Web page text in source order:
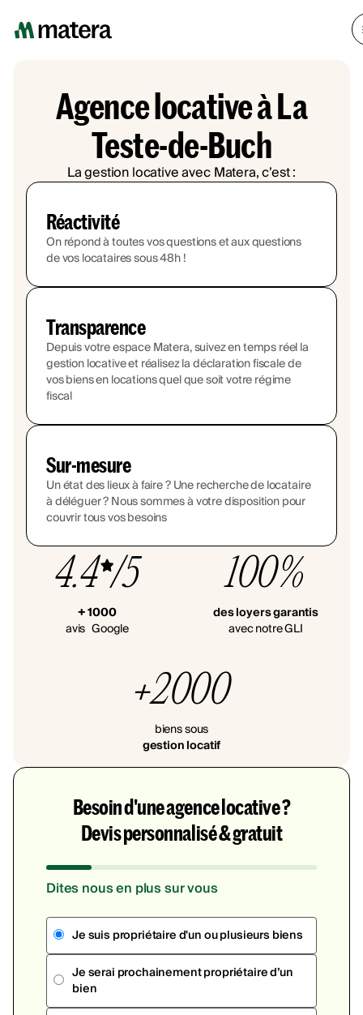
Agence locative à La
Teste-de-Buch
La gestion locative avec Matera, c’est :
Réactivité
On répond à toutes vos questions et aux questions
de vos locataires sous 48h !
Transparence
Depuis votre espace Matera, suivez en temps réel la
gestion locative et réalisez la déclaration fiscale de
vos biens en locations quel que soit votre régime
fiscal
Sur-mesure
Un état des lieux à faire ? Une recherche de locataire
à déléguer ? Nous sommes à votre disposition pour
couvrir tous vos besoins
4.4 /5
+ 1000
avis Google
100%
des loyers garantis
avec notre GLI
+2000
biens sous
gestion locatif
Besoin d'une agence locative ?
Devis personnalisé & gratuit
Dites nous en plus sur vous
Je suis propriétaire d'un ou plusieurs biens
Je serai prochainement propriétaire d’un
bien